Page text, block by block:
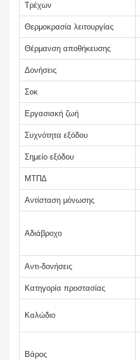
Τρέχων
Θερμοκρασία λειτουργίας
Θέρμανση αποθήκευσης
Δονήσεις
Σοκ
Εργασιακή ζωή
Συχνότητα εξόδου
Σημείο εξόδου
ΜΤΠΔ
Αντίσταση μόνωσης
Αδιάβροχο
Αντι-δονήσεις
Κατηγορία προστασίας
Καλώδιο
Βάρος